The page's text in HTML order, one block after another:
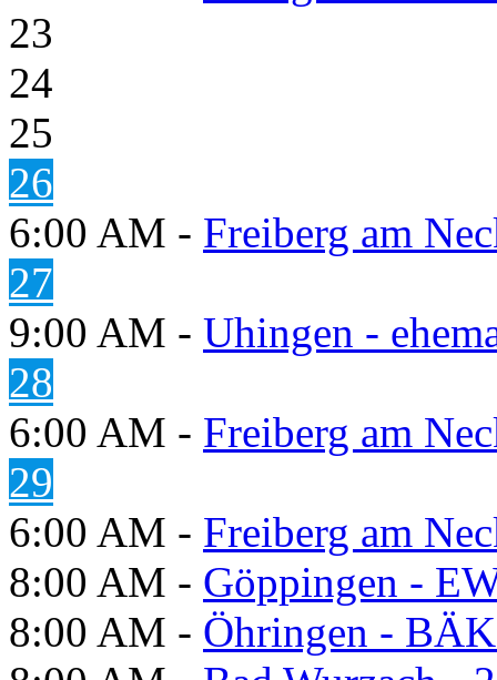
23
24
25
26
6:00 AM - Freiberg am
27
9:00 AM - Uhingen -
28
6:00 AM - Freiberg am
29
6:00 AM - Freiberg am
8:00 AM - Göppingen -
8:00 AM - Öhringen -